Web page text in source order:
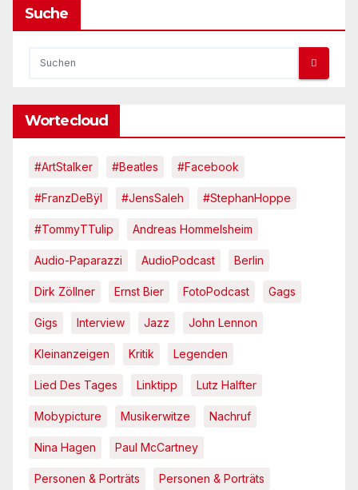
Suche
Wortecloud
#ArtStalker #Beatles #Facebook
#FranzDeBÿl #JensSaleh #StephanHoppe
#TommyTTulip Andreas Hommelsheim
Audio-Paparazzi AudioPodcast Berlin
Dirk Zöllner Ernst Bier FotoPodcast Gags
Gigs Interview Jazz John Lennon
Kleinanzeigen Kritik Legenden
Lied Des Tages Linktipp Lutz Halfter
Mobypicture Musikerwitze Nachruf
Nina Hagen Paul McCartney
Personen & Porträts Personen & Porträts